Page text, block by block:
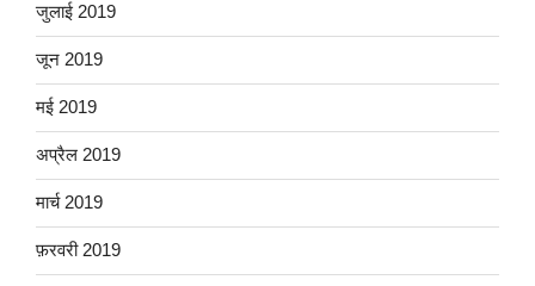
जुलाई 2019
जून 2019
मई 2019
अप्रैल 2019
मार्च 2019
फ़रवरी 2019